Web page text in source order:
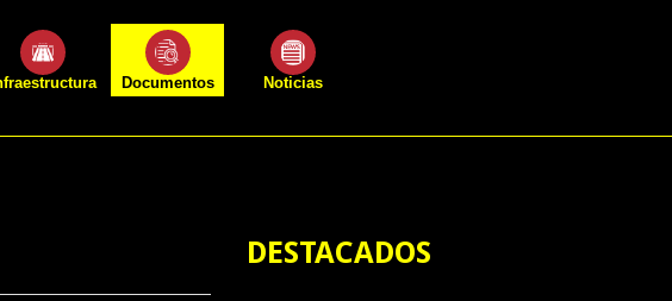
Documentos Noticias
DESTACADOS